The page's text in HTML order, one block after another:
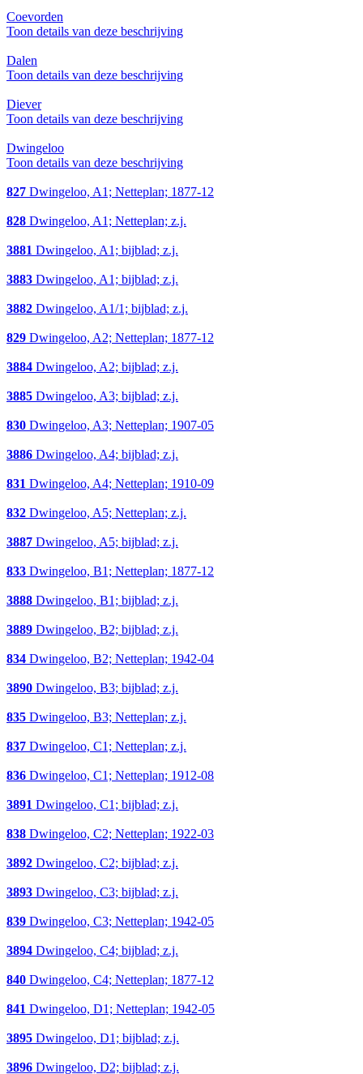
Coevorden
Toon details van deze beschrijving
Dalen
Toon details van deze beschrijving
Diever
Toon details van deze beschrijving
Dwingeloo
Toon details van deze beschrijving
827 Dwingeloo, A1; Netteplan; 1877-12
828 Dwingeloo, A1; Netteplan; z.j.
3881 Dwingeloo, A1; bijblad; z.j.
3883 Dwingeloo, A1; bijblad; z.j.
3882 Dwingeloo, A1/1; bijblad; z.j.
829 Dwingeloo, A2; Netteplan; 1877-12
3884 Dwingeloo, A2; bijblad; z.j.
3885 Dwingeloo, A3; bijblad; z.j.
830 Dwingeloo, A3; Netteplan; 1907-05
3886 Dwingeloo, A4; bijblad; z.j.
831 Dwingeloo, A4; Netteplan; 1910-09
832 Dwingeloo, A5; Netteplan; z.j.
3887 Dwingeloo, A5; bijblad; z.j.
833 Dwingeloo, B1; Netteplan; 1877-12
3888 Dwingeloo, B1; bijblad; z.j.
3889 Dwingeloo, B2; bijblad; z.j.
834 Dwingeloo, B2; Netteplan; 1942-04
3890 Dwingeloo, B3; bijblad; z.j.
835 Dwingeloo, B3; Netteplan; z.j.
837 Dwingeloo, C1; Netteplan; z.j.
836 Dwingeloo, C1; Netteplan; 1912-08
3891 Dwingeloo, C1; bijblad; z.j.
838 Dwingeloo, C2; Netteplan; 1922-03
3892 Dwingeloo, C2; bijblad; z.j.
3893 Dwingeloo, C3; bijblad; z.j.
839 Dwingeloo, C3; Netteplan; 1942-05
3894 Dwingeloo, C4; bijblad; z.j.
840 Dwingeloo, C4; Netteplan; 1877-12
841 Dwingeloo, D1; Netteplan; 1942-05
3895 Dwingeloo, D1; bijblad; z.j.
3896 Dwingeloo, D2; bijblad; z.j.